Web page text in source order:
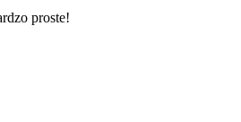
proste!